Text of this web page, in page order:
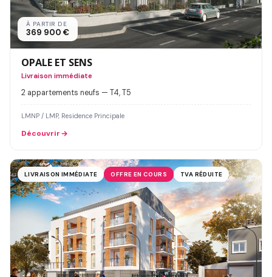
À PARTIR DE
369 900 €
OPALE ET SENS
Livraison immédiate
2 appartements neufs — T4, T5
LMNP / LMP, Residence Principale
Découvrir
LIVRAISON IMMÉDIATE OFFRE EN COURS TVA RÉDUITE